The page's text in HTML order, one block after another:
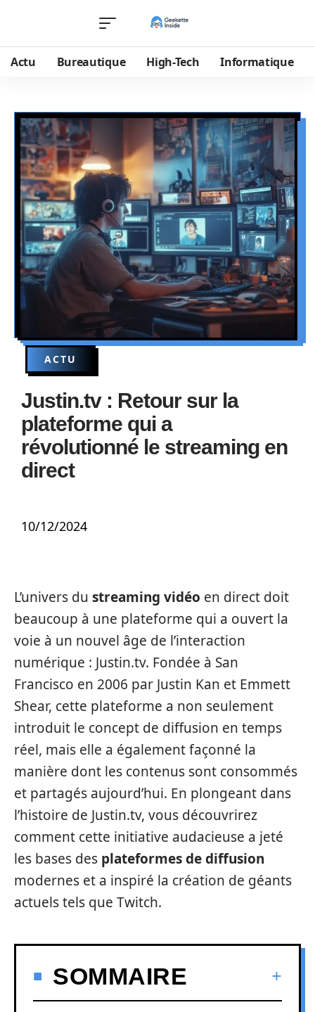
Actu Bureautique High-Tech Informatique
ACTU
Justin.tv : Retour sur la
plateforme qui a
révolutionné le streaming en
direct
10/12/2024
L’univers du streaming vidéo en direct doit
beaucoup à une plateforme qui a ouvert la
voie à un nouvel âge de l’interaction
numérique : Justin.tv. Fondée à San
Francisco en 2006 par Justin Kan et Emmett
Shear, cette plateforme a non seulement
introduit le concept de diffusion en temps
réel, mais elle a également façonné la
manière dont les contenus sont consommés
et partagés aujourd’hui. En plongeant dans
l’histoire de Justin.tv, vous découvrirez
comment cette initiative audacieuse a jeté
les bases des plateformes de diffusion
modernes et a inspiré la création de géants
actuels tels que Twitch.
SOMMAIRE